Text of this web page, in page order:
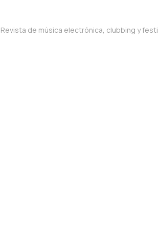
de música electrónica, clubbing y